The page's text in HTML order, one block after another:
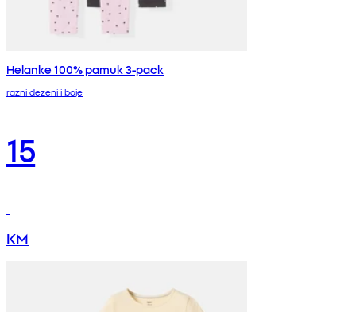
Helanke 100% pamuk 3-pack
razni dezeni i boje
15
KM